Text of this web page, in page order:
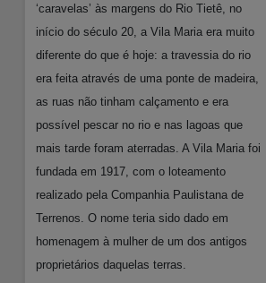
‘caravelas’ às margens do Rio Tietê, no
início do século 20, a Vila Maria era muito
diferente do que é hoje: a travessia do rio
era feita através de uma ponte de madeira,
as ruas não tinham calçamento e era
possível pescar no rio e nas lagoas que
mais tarde foram aterradas. A Vila Maria foi
fundada em 1917, com o loteamento
realizado pela Companhia Paulistana de
Terrenos. O nome teria sido dado em
homenagem à mulher de um dos antigos
proprietários daquelas terras.